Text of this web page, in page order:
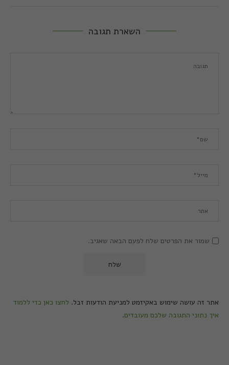
השארת תגובה
שמור את הפרטים שלח לפעם הבאה שאגיב.
אתר זה עושה שימוש באקיזמט למניעת הודעות זבל. לחצו כאן כדי ללמוד
איך נתוני התגובה שלכם מעובדים.